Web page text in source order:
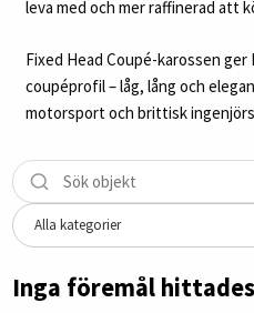
leva med och mer raffinerad att
Fixed Head Coupé-karossen
coupéprofil – låg, lång och
motorsport och brittisk